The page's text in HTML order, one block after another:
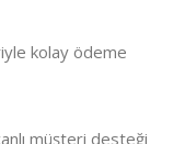
kolay ödeme
müşteri desteği